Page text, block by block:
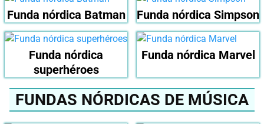
Funda nórdica Batman Funda nórdica Simpson
Funda nórdica
superhéroes
Funda nórdica Marvel
FUNDAS NÓRDICAS DE MÚSICA